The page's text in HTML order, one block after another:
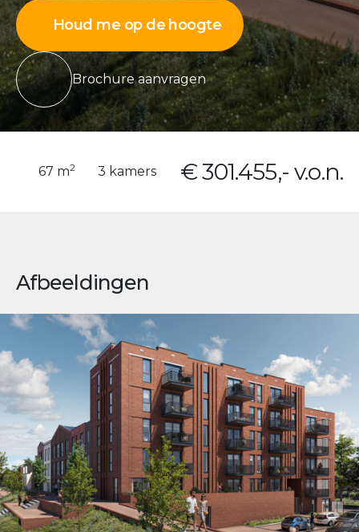
Houd me op de hoogte
Brochure aanvragen
67 m2 3 kamers € 301.455,- v.o.n.
Afbeeldingen